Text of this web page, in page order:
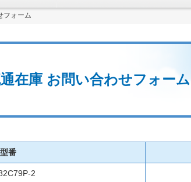
フォーム
在庫 お問い合わせフォーム
型番
2
フォーム